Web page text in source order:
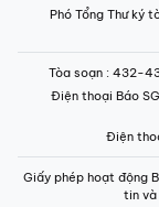
Phó Tổng Thư ký
Tòa soạn : 432-
Điện thoại Báo
Điện
Giấy phép hoạt động
tin và